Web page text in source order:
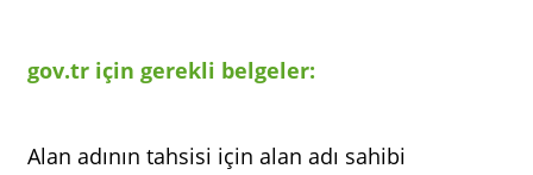
gov.tr için gerekli belgeler:
Alan adının tahsisi için alan adı sahibi